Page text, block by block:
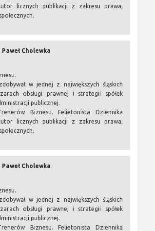
licznych publikacji z zakresu prawa,
Cholewka
w jednej z największych śląskich
obsługi prawnej i strategii spółek
publicznej.
Biznesu. Felietonista Dziennika
licznych publikacji z zakresu prawa,
Cholewka
w jednej z największych śląskich
obsługi prawnej i strategii spółek
publicznej.
Biznesu. Felietonista Dziennika